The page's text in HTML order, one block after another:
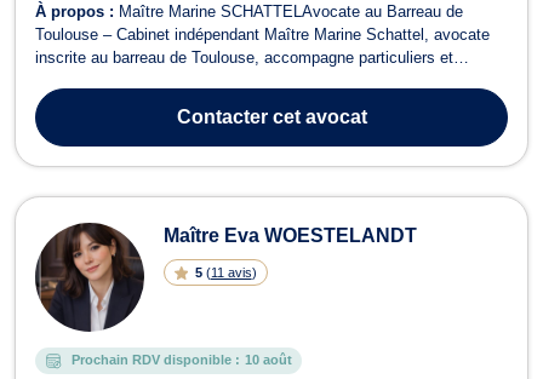
À propos : Maître Marine SCHATTELAvocate au Barreau de
Toulouse – Cabinet indépendant Maître Marine Schattel, avocate
inscrite au barreau de Toulouse, accompagne particuliers et
intervient principalement en droit bancaire et boursier, droit
immobilier, droit de la réparat...
Contactercet avocat
Maître Eva WOESTELANDT
5 (11 avis)
Prochain RDV disponible : 10 août